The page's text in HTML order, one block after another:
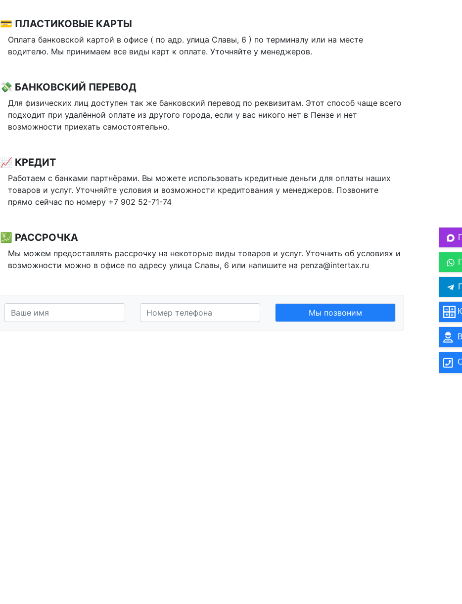
💳 ПЛАСТИКОВЫЕ КАРТЫ
Оплата банковской картой в офисе ( по адр. улица Славы, 6 ) по терминалу или на месте
водителю. Мы принимаем все виды карт к оплате. Уточняйте у менеджеров.
💸 БАНКОВСКИЙ ПЕРЕВОД
Для физических лиц доступен так же банковский перевод по реквизитам. Этот способ чаще всего
подходит при удалённой оплате из другого города, если у вас никого нет в Пензе и нет
возможности приехать самостоятельно.
📈 КРЕДИТ
Работаем с банками партнёрами. Вы можете использовать кредитные деньги для оплаты наших
товаров и услуг. Уточняйте условия и возможности кредитования у менеджеров. Позвоните
прямо сейчас по номеру +7 902 52-71-74
💹 РАССРОЧКА
Мы можем предоставлять рассрочку на некоторые виды товаров и услуг. Уточнить об условиях и
возможности можно в офисе по адресу улица Славы, 6 или напишите на penza@intertax.ru
Мы позвоним